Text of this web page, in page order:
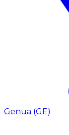
Genua (GE)